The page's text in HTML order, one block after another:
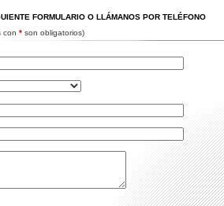
FORMULARIO O LLÁMANOS POR TELÉFONO
con * son obligatorios)